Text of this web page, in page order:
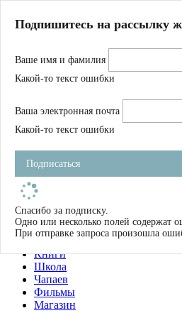
Магазин
Журнал
Школа
Устав
Фильмы
Имена
Тэги
О нас
Журнал
Книги
Школа
Чапаев
Фильмы
Магазин
Подпишитесь на рассылку
Ваше имя и фамилия
Какой-то текст ошибки
Ваша электронная почта
Какой-то текст ошибки
Подписаться
Спасибо за подписку.
Одно или несколько полей содержат
При отправке запроса произошла